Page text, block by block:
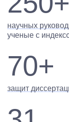
научных
ученые с
70+
защит